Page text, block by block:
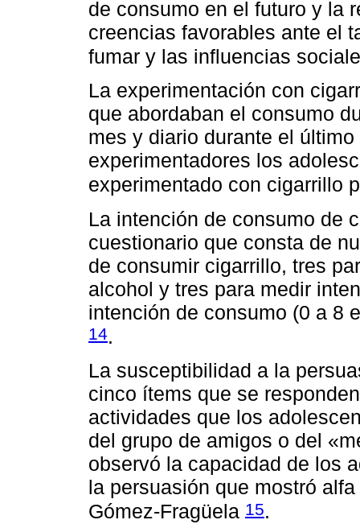
de consumo en el futuro y la
creencias favorables ante el
fumar y las influencias
La experimentación con
que abordaban el consumo
mes y diario durante el
experimentadores los
experimentado con cigarrillo
La intención de consumo de
cuestionario que consta de
de consumir cigarrillo, tres
alcohol y tres para medir
intención de consumo (0 a 8
14.
La susceptibilidad a la
cinco ítems que se
actividades que los
del grupo de amigos o del
observó la capacidad de los
la persuasión que mostró
Gómez-Fragüela 15.